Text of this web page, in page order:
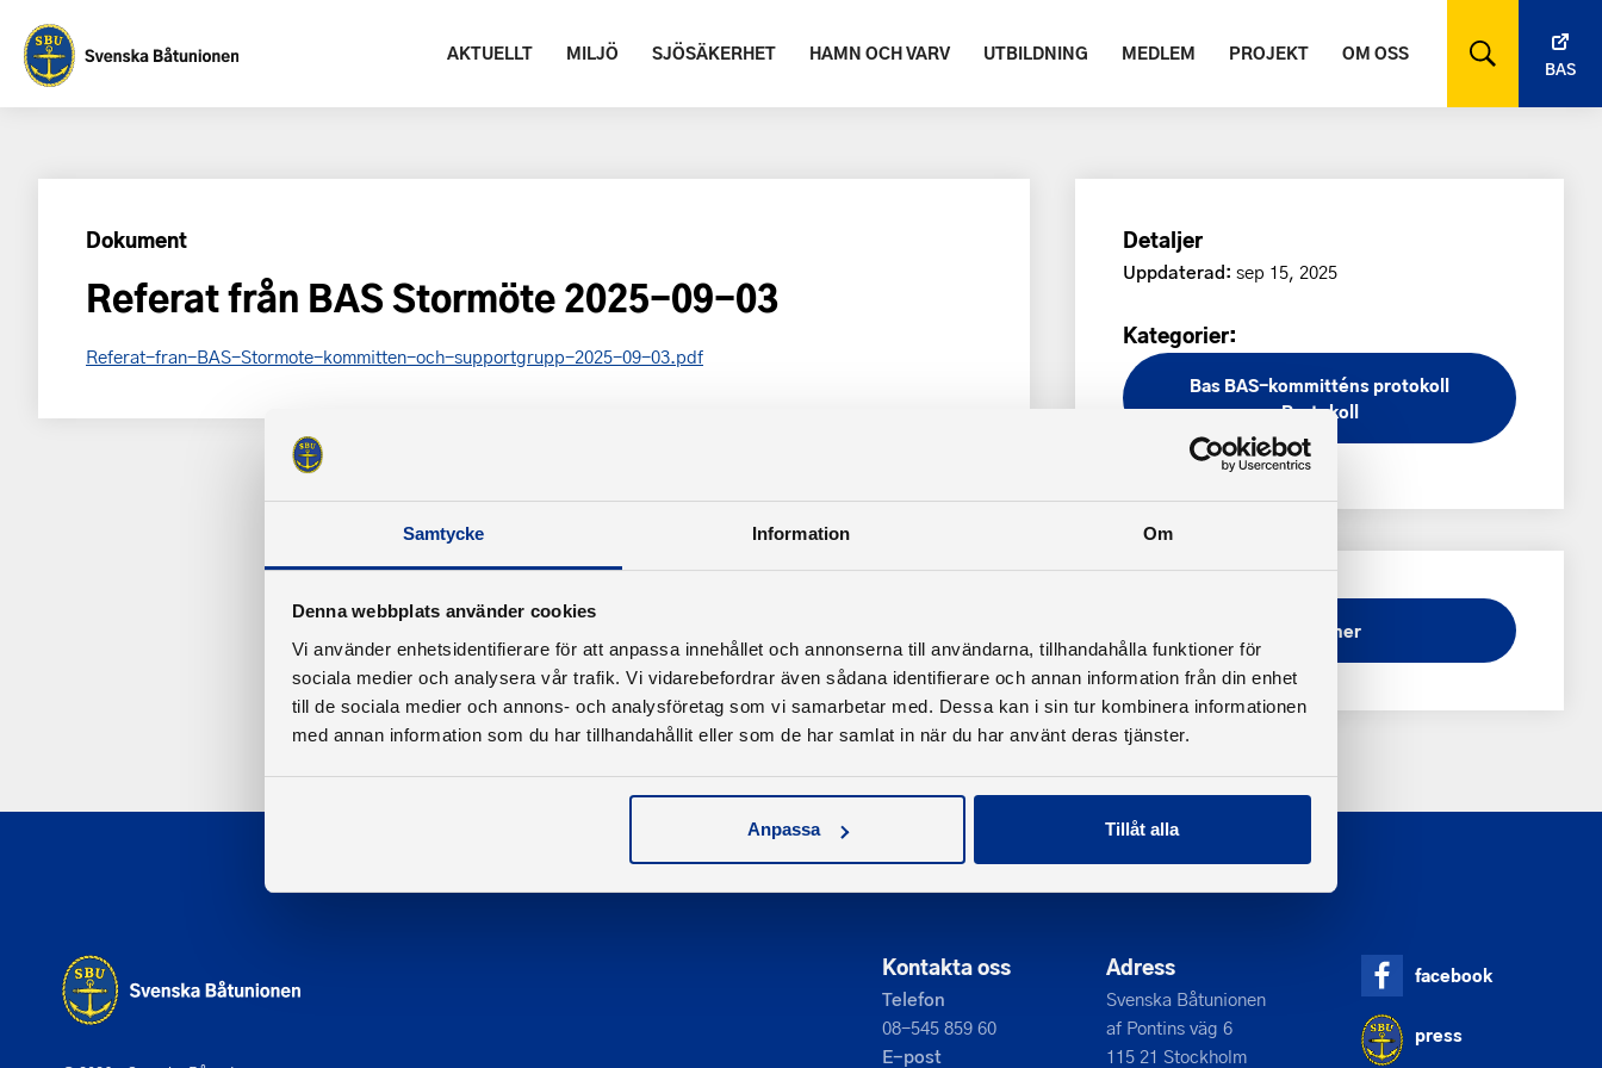
Samtycke Information Om
Denna webbplats använder cookies
Vi använder enhetsidentifierare för att anpassa innehållet och annonserna till användarna, tillhandahålla funktioner för
sociala medier och analysera vår trafik. Vi vidarebefordrar även sådana identifierare och annan information från din enhet
till de sociala medier och annons- och analysföretag som vi samarbetar med. Dessa kan i sin tur kombinera informationen
med annan information som du har tillhandahållit eller som de har samlat in när du har använt deras tjänster.
Anpassa Tillåt alla
AKTUELLT MILJÖ SJÖSÄKERHET HAMN OCH VARV UTBILDNING MEDLEM PROJEKT OM OSS
BAS
Dokument
Referat från BAS Stormöte 2025-09-03
Referat-fran-BAS-Stormote-kommitten-och-supportgrupp-2025-09-03.pdf
Detaljer
Uppdaterad:sep 15, 2025
Kategorier:
Bas BAS-kommitténs protokoll
Protokoll
Ladda ner
Kontakta oss
Telefon
08-545 859 60
E-post
Adress
Svenska Båtunionen
af Pontins väg 6
115 21 Stockholm
facebook
press